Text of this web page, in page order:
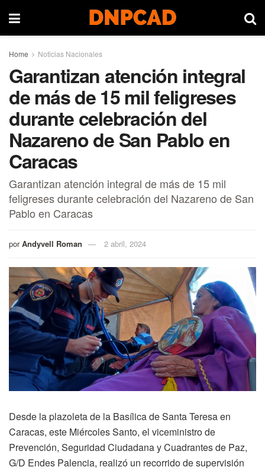
Home Noticias Nacionales
Garantizan atención integral
de más de 15 mil feligreses
durante celebración del
Nazareno de San Pablo en
Caracas
Garantizan atención integral de más de 15 mil
feligreses durante celebración del Nazareno de San
Pablo en Caracas
por Andyvell Roman 2 abril, 2024
Desde la plazoleta de la Basílica de Santa Teresa en
Caracas, este Miércoles Santo, el viceministro de
Prevención, Seguridad Ciudadana y Cuadrantes de Paz,
G/D Endes Palencia, realizó un recorrido de supervisión